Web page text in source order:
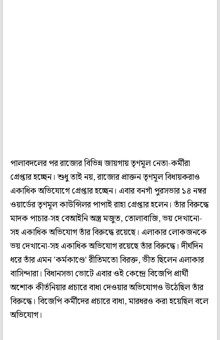
পালাবদলের পর রাজ্যের বিভিন্ন জায়গায় তৃণমূল নেতা-কর্মীরা
গ্রেপ্তার হচ্ছেন। শুধু তাই নয়, রাজ্যের প্রাক্তন তৃণমূল বিধায়করাও
একাধিক অভিযোগে গ্রেপ্তার হচ্ছেন। এবার বনগাঁ পুরসভার ১৪ নম্বর
ওয়ার্ডের তৃণমূল কাউন্সিলর পাপাই রাহা গ্রেপ্তার হলেন। তাঁর বিরুদ্ধে
মাদক পাচার-সহ বেআইনি অস্ত্র মজুত, তোলাবাজি, ভয় দেখানো-
সহ একাধিক অভিযোগ তাঁর বিরুদ্ধে রয়েছে। এলাকার লোকজনকে
ভয় দেখানো-সহ একাধিক অভিযোগ রয়েছে তাঁর বিরুদ্ধে। দীর্ঘদিন
ধরে তাঁর এমন 'কর্মকাণ্ডে' রীতিমতো বিরক্ত, ভীত ছিলেন এলাকার
বাসিন্দারা। বিধানসভা ভোটে এবার ওই কেন্দ্রে বিজেপি প্রার্থী
অশোক কীর্তনিয়ার প্রচারে বাধা দেওয়ার অভিযোগও উঠেছিল তাঁর
বিরুদ্ধে। বিজেপি কর্মীদের প্রচারে বাধা, মারধরও করা হয়েছিল বলে
অভিযোগ।